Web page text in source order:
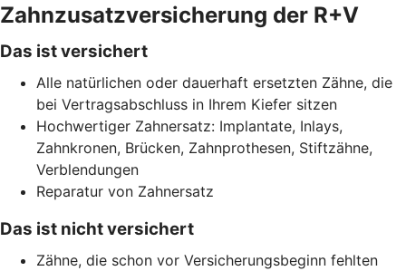
Zahnzusatzversicherung der R+V
Das ist versichert
Alle natürlichen oder dauerhaft ersetzten Zähne, die
bei Vertragsabschluss in Ihrem Kiefer sitzen
Hochwertiger Zahnersatz: Implantate, Inlays,
Zahnkronen, Brücken, Zahnprothesen, Stiftzähne,
Verblendungen
Reparatur von Zahnersatz
Das ist nicht versichert
Zähne, die schon vor Versicherungsbeginn fehlten